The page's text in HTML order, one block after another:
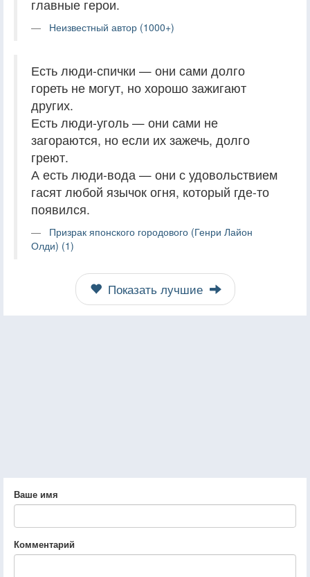
главные герои.
Неизвестный автор (1000+)
Есть люди-спички — они сами долго
гореть не могут, но хорошо зажигают
других.
Есть люди-уголь — они сами не
загораются, но если их зажечь, долго
греют.
А есть люди-вода — они с удовольствием
гасят любой язычок огня, который где-то
появился.
Призрак японского городового (Генри Лайон
Олди) (1)
Показать лучшие
Ваше имя
Комментарий